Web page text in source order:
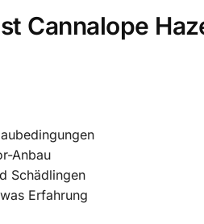
Cannalope
Anbau
Schädlingen
Erfahrung